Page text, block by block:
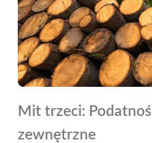
Mit trzeci:
zewnętrzne